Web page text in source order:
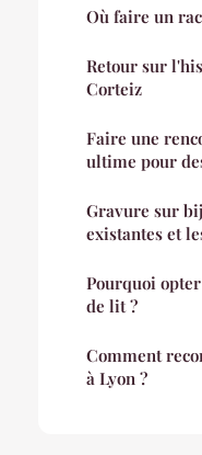
Où faire un
Retour sur
Corteiz
Faire une
ultime pour
Gravure sur
existantes et
Pourquoi
de lit ?
Comment
à Lyon ?